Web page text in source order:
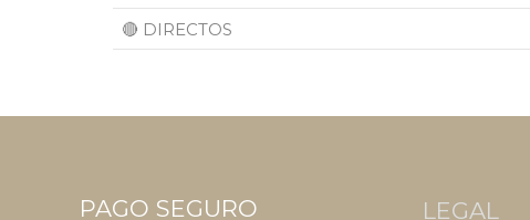
🔴 DIRECTOS
PAGO SEGURO LEGAL